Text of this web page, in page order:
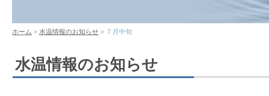
ホーム 水温情報のお知らせ ７月中旬
水温情報のお知らせ